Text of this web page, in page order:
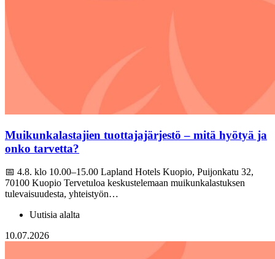
Muikunkalastajien tuottajajärjestö – mitä hyötyä ja
onko tarvetta?
📅 4.8. klo 10.00–15.00 Lapland Hotels Kuopio, Puijonkatu 32,
70100 Kuopio Tervetuloa keskustelemaan muikunkalastuksen
tulevaisuudesta, yhteistyön…
Uutisia alalta
10.07.2026